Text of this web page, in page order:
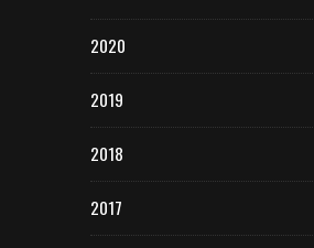
2020
2019
2018
2017